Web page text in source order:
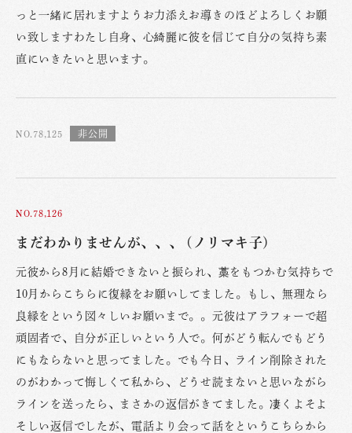
っと一緒に居れますようお力添えお導きのほどよろしくお願
い致しますわたし自身、心綺麗に彼を信じて自分の気持ち素
直にいきたいと思います。
NO.78,125
NO.78,126
まだわかりませんが、、、 (ノリマキ子)
元彼から8月に結婚できないと振られ、藁をもつかむ気持ちで
10月からこちらに復縁をお願いしてました。もし、無理なら
良縁をという図々しいお願いまで。。元彼はアラフォーで超
頑固者で、自分が正しいという人で。何がどう転んでもどう
にもならないと思ってました。でも今日、ライン削除された
のがわかって悔しくて私から、どうせ読まないと思いながら
ラインを送ったら、まさかの返信がきてました。凄くよそよ
そしい返信でしたが、電話より会って話をというこちらから